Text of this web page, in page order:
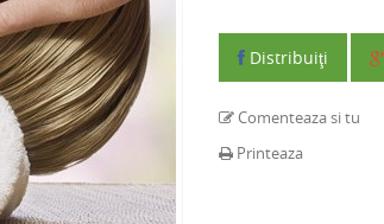
Distribuiţi
Comenteaza si tu
Printeaza